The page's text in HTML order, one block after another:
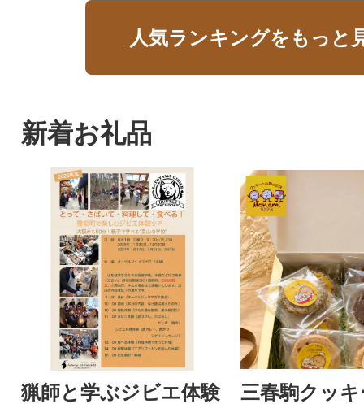
人気ランキングをもっと
新着お礼品
猟師と学ぶジビエ体験
三春駒クッ